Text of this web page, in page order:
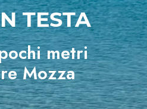
TESTA
metri
Mozza